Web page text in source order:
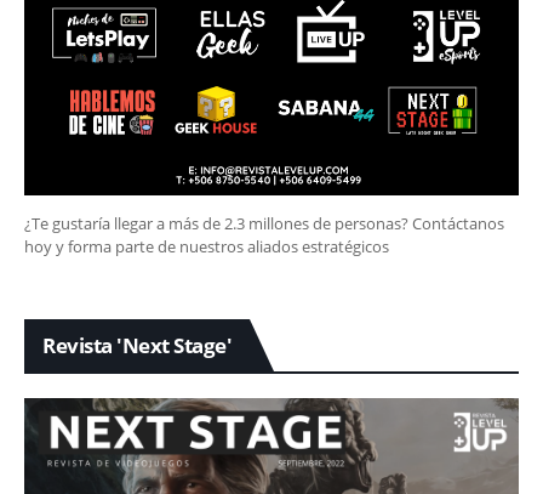
¿Te gustaría llegar a más de 2.3 millones de personas? Contáctanos
hoy y forma parte de nuestros aliados estratégicos
Revista 'Next Stage'